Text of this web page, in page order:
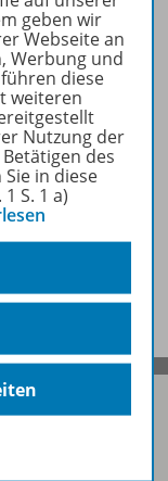
geben wir
Webseite an
Werbung und
diese
weiteren
Nutzung der
des
Sie in diese
S. 1 a)